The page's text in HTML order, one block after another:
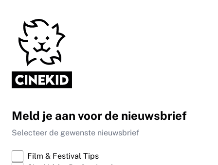
Meld je aan voor de nieuwsbrief
Selecteer de gewenste nieuwsbrief
Film & Festival Tips